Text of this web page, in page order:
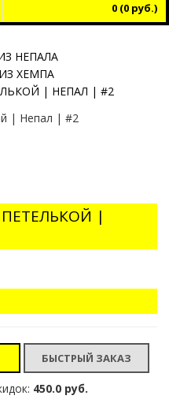
0 (0 руб.)
НЕПАЛА
ХЕМПА
| НЕПАЛ | #2
|
450.0 руб.